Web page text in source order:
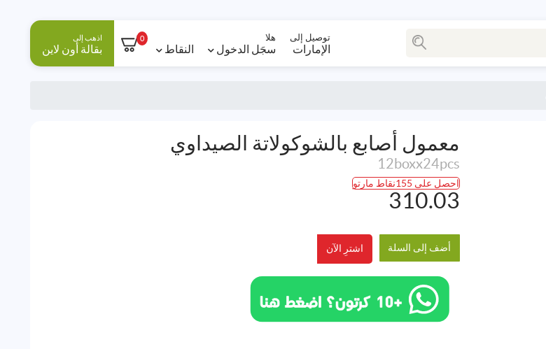
توصيل إلى
الإمارات
هلا
سجَل الدخول النقاط
0 اذهب إلى
بقالة أون لاين
معمول أصابع بالشوكولاتة الصيداوي
12boxx24pcs
احصل على 155نقاط مارتو
310.03
أضف إلى السلة اشترِ الآن